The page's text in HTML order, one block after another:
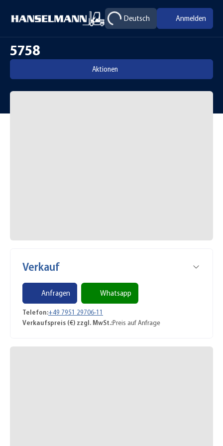
Deutsch Anmelden
5758
Aktionen
Verkauf
Anfragen Whatsapp
Telefon:+49 7951 29706-11
Verkaufspreis (€) zzgl. MwSt.:Preis auf Anfrage